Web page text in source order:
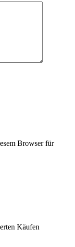
Browser für
Käufen